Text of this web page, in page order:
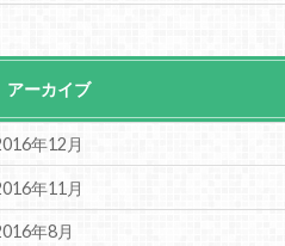
アーカイブ
年12月
年11月
年8月